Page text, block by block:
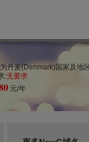
丹麦(Denmark)国家及地
:无要求
元/年